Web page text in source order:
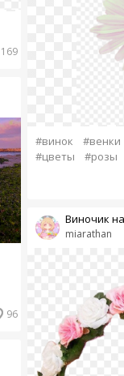
169
96
#винок
#венки
#цветы
#розы
miarathan
Виночик